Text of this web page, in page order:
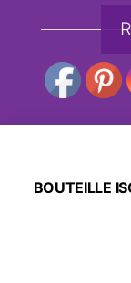
Fièrement
BOUTEILLE